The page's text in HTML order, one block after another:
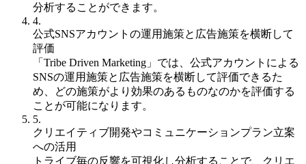
分析することができます。
4.
公式SNSアカウントの運用施策と広告施策を横断して
評価
「Tribe Driven Marketing」では、公式アカウントによる
SNSの運用施策と広告施策を横断して評価できるた
め、どの施策がより効果のあるものなのかを評価する
ことが可能になります。
5.
クリエイティブ開発やコミュニケーションプラン立案
への活用
トライブ毎の反響を可視化し分析することで、クリエ